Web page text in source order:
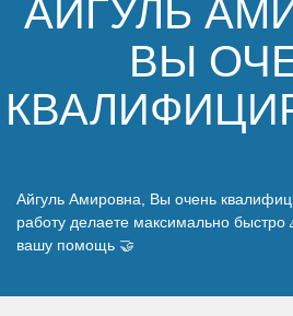
Полезные статьи
Наши победы
АЙГУЛЬ
ВЫ
Айгуль Амировна, Вы очень
работу делаете максимально быстро
вашу помощь 🤝